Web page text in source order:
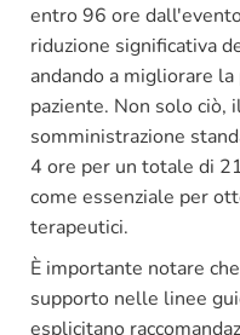
entro 96 ore
riduzione significativa
andando a migliorare
paziente. Non solo ciò,
somministrazione
4 ore per un totale di
come essenziale per
terapeutici.
È importante notare
supporto nelle linee
esplicitano